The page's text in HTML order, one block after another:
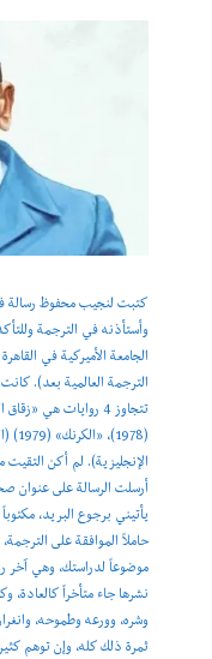
وأستأذنه في الترجمة
الجامعة الأميركية في
الترجمة العالمية بعد).
الإنجليزية). لم أكن
أرسلت الرسالة على عنوان
حاملاً الموافقة على
موضوعاً لدراستك، وهي آخر
نشرها جاء متأخراً كالعادة،
وشره، وورعه وطموحه،
ثمرة ذلك كله، وإن توهم